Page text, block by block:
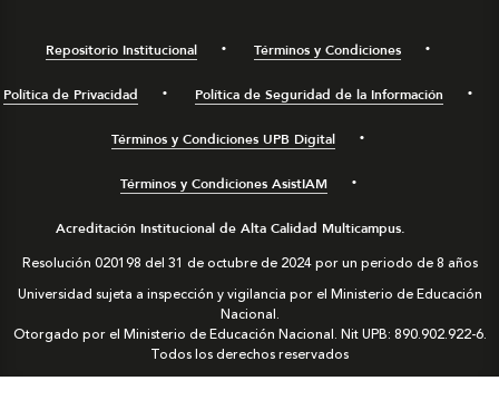
Repositorio Institucional Términos y Condiciones
Política de Privacidad Política de Seguridad de la Información
Términos y Condiciones UPB Digital
Términos y Condiciones AsistIAM
Acreditación Institucional de Alta Calidad Multicampus.
Resolución 020198 del 31 de octubre de 2024 por un periodo de 8 años
Universidad sujeta a inspección y vigilancia por el Ministerio de Educación
Nacional.
Otorgado por el Ministerio de Educación Nacional. Nit UPB: 890.902.922-6.
Todos los derechos reservados